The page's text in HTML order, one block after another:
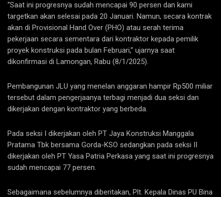
“Saat ini progresnya sudah mencapai 90 persen dan kami
targetkan akan selesai pada 20 Januari. Namun, secara kontrak
akan di Provisional Hand Over (PHO) atau serah terima
pekerjaan secara sementara dari kontraktor kepada pemilik
proyek konstruksi pada bulan Februari,” ujarnya saat
dikonfirmasi di Lamongan, Rabu (8/1/2025).
Pembangunan JLU yang menelan anggaran hampir Rp500 miliar
tersebut dalam pengerjaanya terbagi menjadi dua seksi dan
dikerjakan dengan kontraktor yang berbeda.
Pada seksi I dikerjakan oleh PT Jaya Konstruksi Manggala
Pratama Tbk bersama Gorda-KSO sedangkan pada seksi II
dikerjakan oleh PT Yasa Patria Perkasa yang saat ini progresnya
sudah mencapai 77 persen.
Sebagaimana sebelumnya diberitakan, Plt. Kepala Dinas PU Bina